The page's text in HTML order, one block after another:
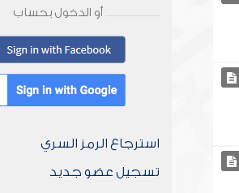
أو الدخول بحساب
استرجاع الرمز السري
تسجيل عضو جديد